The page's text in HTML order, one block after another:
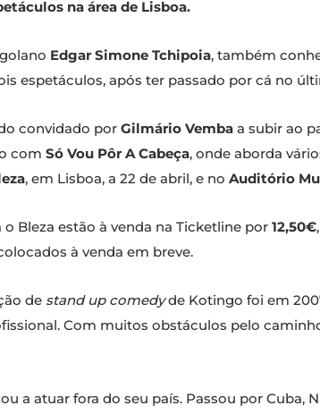
na área de Lisboa.
Edgar Simone Tchipoia, também
espetáculos, após ter passado por cá no
convidado por Gilmário Vemba a subir ao
com Só Vou Pôr A Cabeça, onde aborda
, em Lisboa, a 22 de abril, e no Auditório
o Bleza estão à venda na Ticketline por 12,50€
à venda em breve.
de stand up comedyde Kotingo foi em
Com muitos obstáculos pelo
a atuar fora do seu país. Passou por